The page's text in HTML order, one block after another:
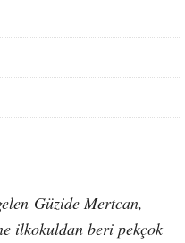
Güzide Mertcan,
ilkokuldan beri pekçok